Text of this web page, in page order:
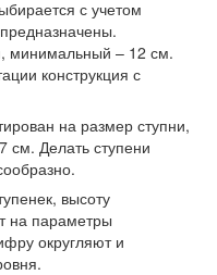
с учетом
минимальный – 12 см.
конструкция с
на размер ступни,
см. Делать ступени
высоту
на параметры
округляют и